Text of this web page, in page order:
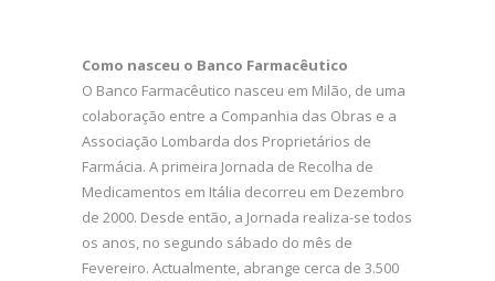
Como nasceu o Banco Farmacêutico
O Banco Farmacêutico nasceu em Milão, de uma
colaboração entre a Companhia das Obras e a
Associação Lombarda dos Proprietários de
Farmácia. A primeira Jornada de Recolha de
Medicamentos em Itália decorreu em Dezembro
de 2000. Desde então, a Jornada realiza-se todos
os anos, no segundo sábado do mês de
Fevereiro. Actualmente, abrange cerca de 3.500